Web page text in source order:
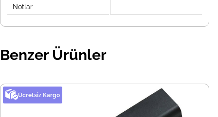
Notlar
Benzer Ürünler
Ücretsiz Kargo